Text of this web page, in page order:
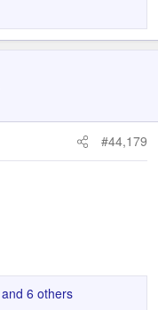
#44,179
and 6 others